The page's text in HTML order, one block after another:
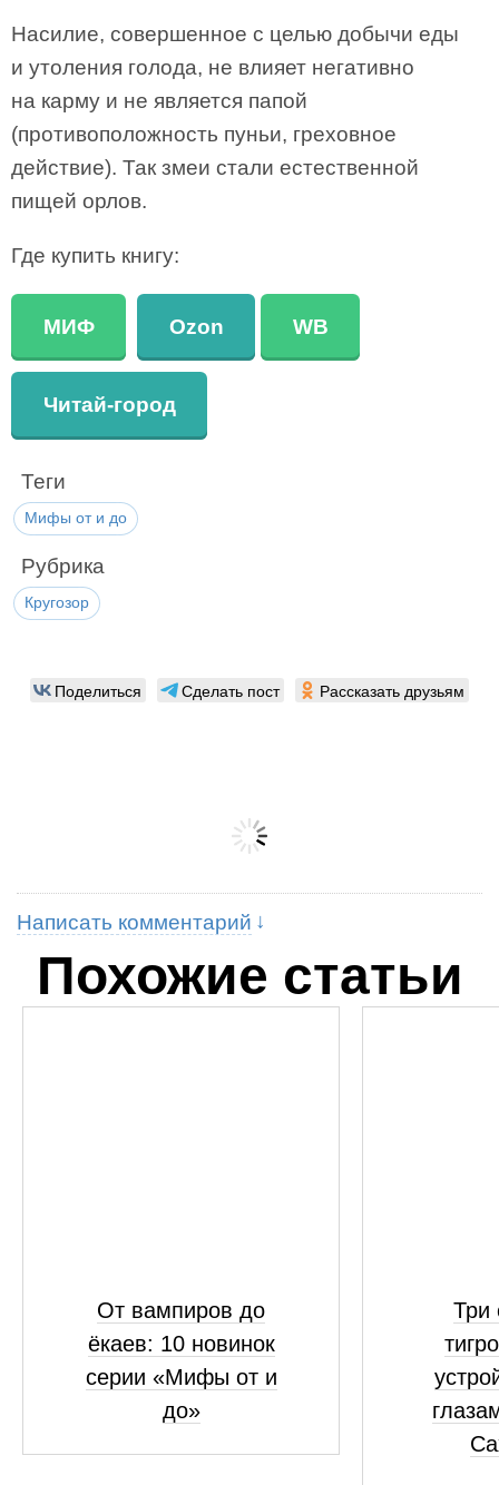
Насилие, совершенное с целью добычи еды
и утоления голода, не влияет негативно
на карму и не является папой
(противоположность пуньи, греховное
действие). Так змеи стали естественной
пищей орлов.
Где купить книгу:
МИФ Ozon WB
Читай-город
Теги
Мифы от и до
Рубрика
Кругозор
Поделиться Сделать пост Рассказать друзьям
Написать комментарий
Похожие статьи
От вампиров до
ёкаев: 10 новинок
серии «Мифы от и
до»
Три